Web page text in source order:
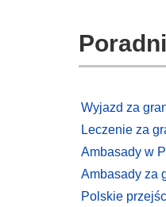
Wyjazd za
Leczenie za
Ambasady w
Ambasady za
Polskie